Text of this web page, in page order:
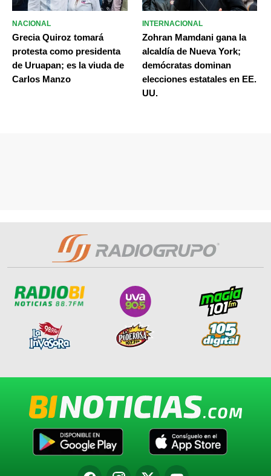
NACIONAL
Grecia Quiroz tomará
protesta como presidenta
de Uruapan; es la viuda de
Carlos Manzo
INTERNACIONAL
Zohran Mamdani gana la
alcaldía de Nueva York;
demócratas dominan
elecciones estatales en EE.
UU.